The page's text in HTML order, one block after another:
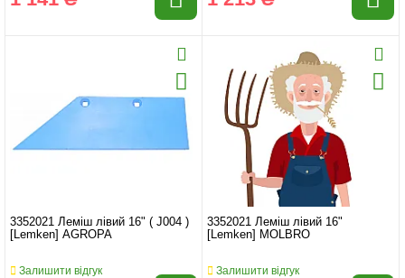
3352021 Леміш лівий 16" ( J004 )
[Lemken] AGROPA
Залишити відгук
3352021 Леміш лівий 16"
[Lemken] MOLBRO
Залишити відгук